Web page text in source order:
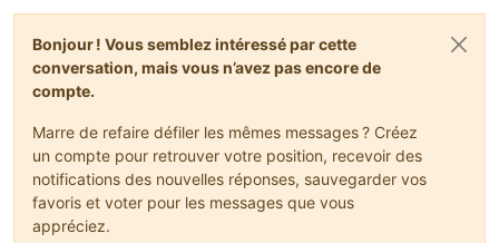
Bonjour ! Vous semblez intéressé par cette
conversation, mais vous n’avez pas encore de
compte.
Marre de refaire défiler les mêmes messages ? Créez
un compte pour retrouver votre position, recevoir des
notifications des nouvelles réponses, sauvegarder vos
favoris et voter pour les messages que vous
appréciez.